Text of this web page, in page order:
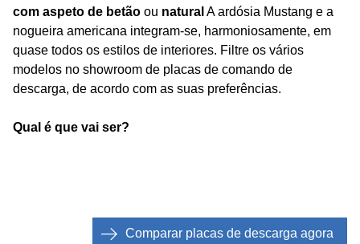
com aspeto de betão ou natural A ardósia Mustang e a
nogueira americana integram-se, harmoniosamente, em
quase todos os estilos de interiores. Filtre os vários
modelos no showroom de placas de comando de
descarga, de acordo com as suas preferências.
Qual é que vai ser?
Comparar placas de descarga agora